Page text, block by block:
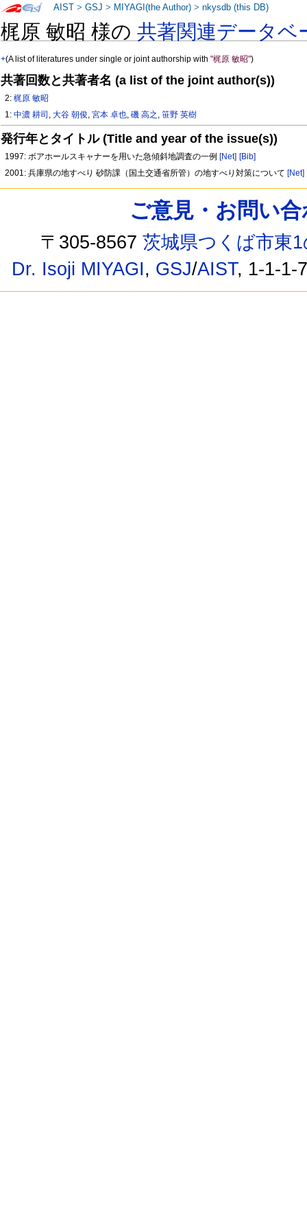
梶原 敏昭 様の共著関連データベ
+(A list of literatures under single or joint authorship with"梶原 敏昭")
共著回数と共著者名 (a list of the joint author(s))
2:梶原 敏昭
1:中濃 耕司 ,大谷 朝俊,宮本 卓也,磯 高之 ,笹野 英樹
発行年とタイトル (Title and year of the issue(s))
1997: ボアホールスキャナーを用いた急傾斜地調査の一例 [Net] [Bib]
2001: 兵庫県の地すべり 砂防課（国土交通省所管）の地すべり対策について [Net]
AIST >GSJ > MIYAGI(the Author) >nkysdb (this DB)
ご意見・お問い
〒305-8567茨城県つくば市東
Dr. Isoji MIYAGI, GSJ/AIST, 1-1-1-